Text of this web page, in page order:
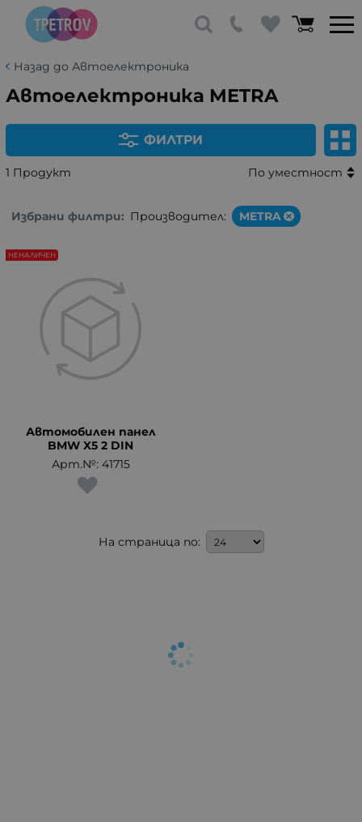
Назад до Автоелектроника
Автоелектроника METRA
ФИЛТРИ
1 Продукт По уместност
Избрани филтри: Производител: METRA
Автомобилен панел
BMW X5 2 DIN
Арт.№: 41715
НЕНАЛИЧЕН
На страница по: